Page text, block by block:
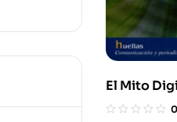
El Mito
0